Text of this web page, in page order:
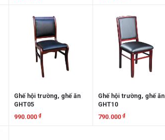
Ghế hội trường, ghế ăn
GHT05
990.000 ₫
Ghế hội trường, ghế ăn
GHT10
790.000₫